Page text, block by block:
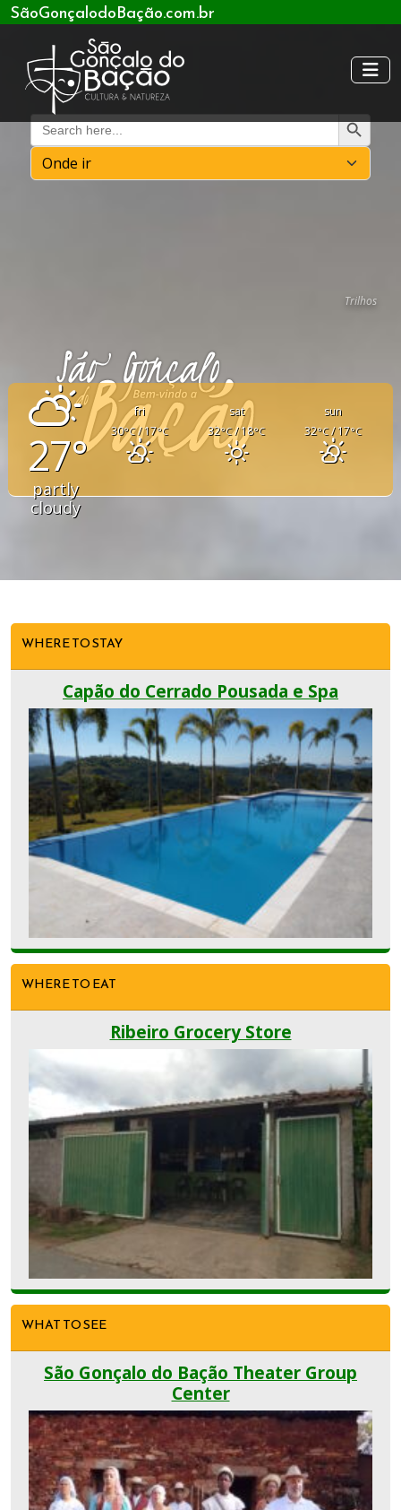
SãoGonçalodoBação.com.br
Search
for:
Search Button
27°
partly
cloudy
fri sat
sun
30°C/ 17°C 32°C/ 18°C 32°C/ 17°C
Trilhos
WHERE TO STAY
Capão do Cerrado Pousada e Spa
WHERE TO EAT
Ribeiro Grocery Store
WHAT TO SEE
São Gonçalo do Bação Theater Group
Center